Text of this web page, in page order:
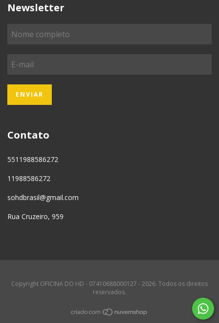
Newsletter
Contato
5511988586272
11988586272
sohdbrasil@gmail.com
Rua Cruzeiro, 959
Copyright OFICINA DO HD - 07410688000127 - 2026. Todos os direitos
reservados.